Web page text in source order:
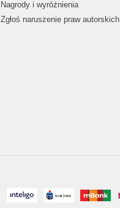
Nagrody i wyróżnienia
Zgłoś naruszenie praw autorskich